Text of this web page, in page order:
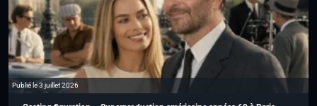
Publié le 3 juillet 2026